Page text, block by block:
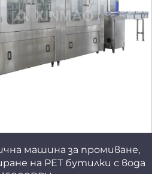
машина за промиване,
на PET бутилки с вода